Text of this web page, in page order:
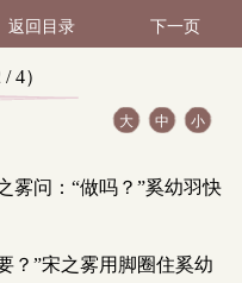
返回目录 下一页
4）
大 中 小
雾问：“做吗？”奚幼羽快
？”宋之雾用脚圈住奚幼